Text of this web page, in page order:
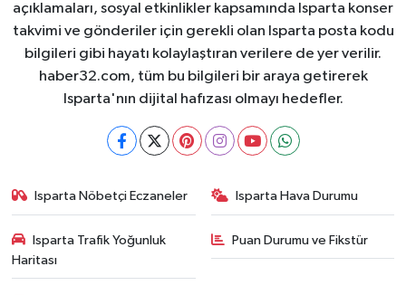
açıklamaları, sosyal etkinlikler kapsamında Isparta konser
takvimi ve gönderiler için gerekli olan Isparta posta kodu
bilgileri gibi hayatı kolaylaştıran verilere de yer verilir.
haber32.com, tüm bu bilgileri bir araya getirerek
Isparta'nın dijital hafızası olmayı hedefler.
Isparta Nöbetçi Eczaneler Isparta Hava Durumu
Isparta Trafik Yoğunluk
Haritası
Puan Durumu ve Fikstür